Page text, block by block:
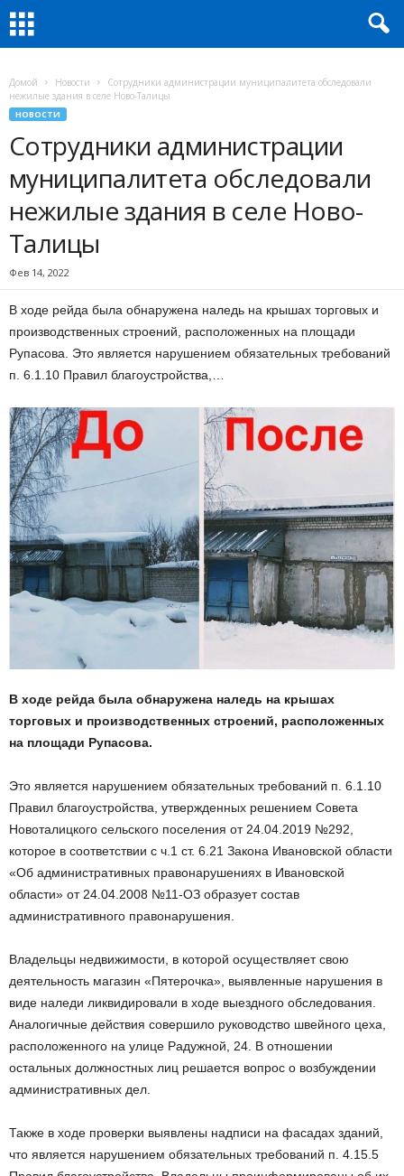
Домой Новости
Сотрудники администрации муниципалитета обследовали
нежилые здания в селе Ново-Талицы
НОВОСТИ
Сотрудники администрации
муниципалитета обследовали
нежилые здания в селе Ново-
Талицы
Фев 14, 2022
В ходе рейда была обнаружена наледь на крышах торговых и
производственных строений, расположенных на площади
Рупасова. Это является нарушением обязательных требований
п. 6.1.10 Правил благоустройства,…
В ходе рейда была обнаружена наледь на крышах
торговых и производственных строений, расположенных
на площади Рупасова.
Это является нарушением обязательных требований п. 6.1.10
Правил благоустройства, утвержденных решением Совета
Новоталицкого сельского поселения от 24.04.2019 №292,
которое в соответствии с ч.1 ст. 6.21 Закона Ивановской области
«Об административных правонарушениях в Ивановской
области» от 24.04.2008 №11-ОЗ образует состав
административного правонарушения.
Владельцы недвижимости, в которой осуществляет свою
деятельность магазин «Пятерочка», выявленные нарушения в
виде наледи ликвидировали в ходе выездного обследования.
Аналогичные действия совершило руководство швейного цеха,
расположенного на улице Радужной, 24. В отношении
остальных должностных лиц решается вопрос о возбуждении
административных дел.
Также в ходе проверки выявлены надписи на фасадах зданий,
что является нарушением обязательных требований п. 4.15.5